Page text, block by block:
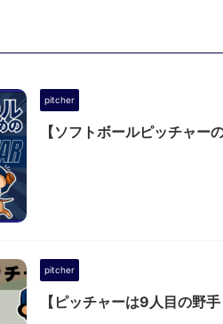
pitcher
【ソフトボールピッチャ
pitcher
【ピッチャーは9人目の野